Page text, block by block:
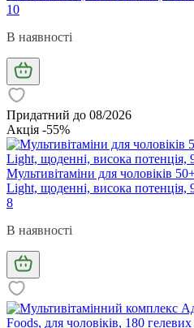
10
В наявності
Придатний до 08/2026
Акція -55%
Мультивітаміни для чоловіків
Light, щоденні, висока потенція,
8
В наявності